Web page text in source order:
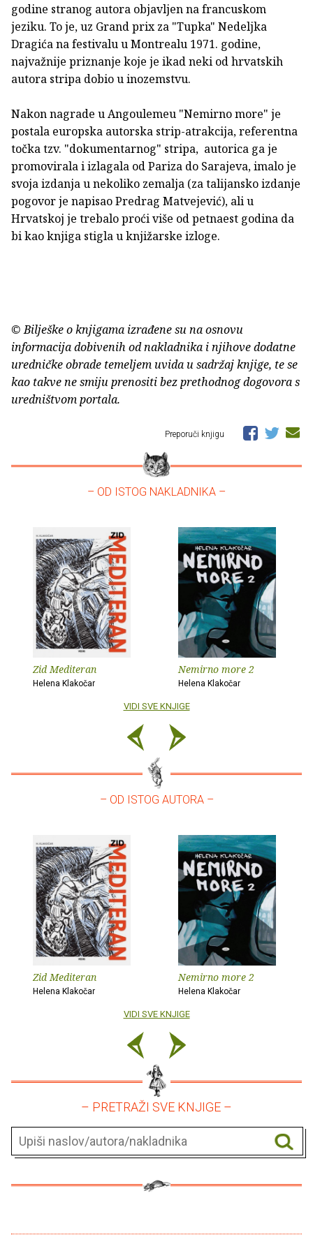
godine stranog autora objavljen na francuskom
jeziku. To je, uz Grand prix za "Tupka" Nedeljka
Dragića na festivalu u Montrealu 1971. godine,
najvažnije priznanje koje je ikad neki od hrvatskih
autora stripa dobio u inozemstvu.
Nakon nagrade u Angoulemeu "Nemirno more" je
postala europska autorska strip-atrakcija, referentna
točka tzv. "dokumentarnog" stripa, autorica ga je
promovirala i izlagala od Pariza do Sarajeva, imalo je
svoja izdanja u nekoliko zemalja (za talijansko izdanje
pogovor je napisao Predrag Matvejević), ali u
Hrvatskoj je trebalo proći više od petnaest godina da
bi kao knjiga stigla u knjižarske izloge.
© Bilješke o knjigama izrađene su na osnovu
informacija dobivenih od nakladnika i njihove dodatne
uredničke obrade temeljem uvida u sadržaj knjige, te se
kao takve ne smiju prenositi bez prethodnog dogovora s
uredništvom portala.
Preporuči knjigu
– OD ISTOG NAKLADNIKA –
Zid Mediteran
Helena Klakočar
Nemirno more 2
Helena Klakočar
VIDI SVE KNJIGE
– OD ISTOG AUTORA –
Zid Mediteran
Helena Klakočar
Nemirno more 2
Helena Klakočar
VIDI SVE KNJIGE
– PRETRAŽI SVE KNJIGE –